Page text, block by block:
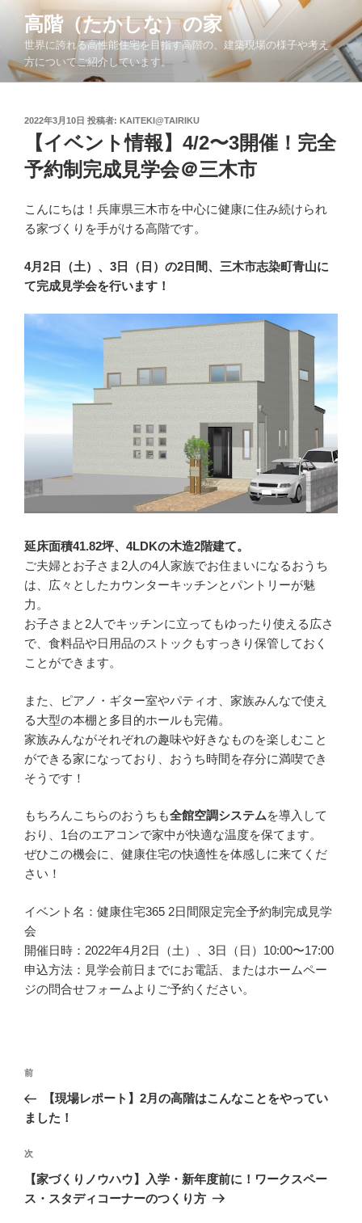
ン
ツ
高階（たかしな）の家
世界に誇れる高性能住宅を目指す高階の、建築現場の様子や考え
方についてご紹介しています。
投
2022年3月10日 投稿者: KAITEKI@TAIRIKU
【イベント情報】4/2〜3開催！完全
予約制完成見学会＠三木市
こんにちは！兵庫県三木市を中心に健康に住み続けられ
る家づくりを手がける高階です。
4月2日（土）、3日（日）の2日間、三木市志染町青山に
て完成見学会を行います！
延床面積41.82坪、4LDKの木造2階建て。
ご夫婦とお子さま2人の4人家族でお住まいになるおうち
は、広々としたカウンターキッチンとパントリーが魅
力。
お子さまと2人でキッチンに立ってもゆったり使える広さ
で、食料品や日用品のストックもすっきり保管しておく
ことができます。
また、ピアノ・ギター室やパティオ、家族みんなで使え
る大型の本棚と多目的ホールも完備。
家族みんながそれぞれの趣味や好きなものを楽しむこと
ができる家になっており、おうち時間を存分に満喫でき
そうです！
もちろんこちらのおうちも全館空調システムを導入して
おり、1台のエアコンで家中が快適な温度を保てます。
ぜひこの機会に、健康住宅の快適性を体感しに来てくだ
さい！
イベント名：健康住宅365 2日間限定完全予約制完成見学
会
開催日時：2022年4月2日（土）、3日（日）10:00〜17:00
申込方法：見学会前日までにお電話、またはホームペー
ジの問合せフォームよりご予約ください。
投
ナ
ゲ
ー
シ
過
去
の
稿
前
【現場レポート】2月の高階はこんなことをやってい
ました！
次
の
投
次
【家づくりノウハウ】入学・新年度前に！ワークスペー
ス・スタディコーナーのつくり方